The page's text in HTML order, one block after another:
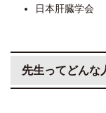
日本肝臓学会
先生ってどんな